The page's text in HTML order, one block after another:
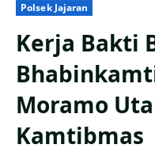
Polsek Jajaran
Kerja Bakti
Moramo
Kamtibmas